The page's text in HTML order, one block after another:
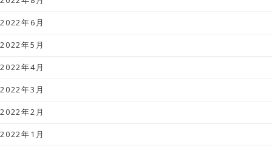
2022年6月
2022年5月
2022年4月
2022年3月
2022年2月
2022年1月